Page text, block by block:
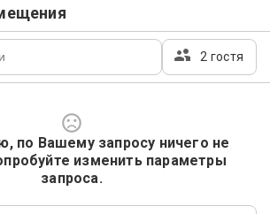
2 гостя
по Вашему запросу ничего не
изменить параметры
запроса.